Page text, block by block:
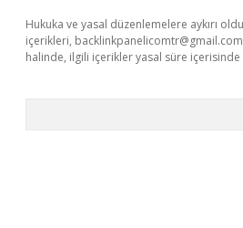
Hukuka ve yasal düzenlemelere aykırı
içerikleri, backlinkpanelicomtr@gmail.com
halinde, ilgili içerikler yasal süre içerisinde